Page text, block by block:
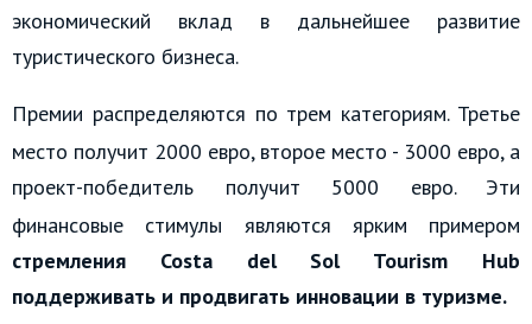
экономический вклад в дальнейшее развитие
туристического бизнеса.
Премии распределяются по трем категориям. Третье
место получит 2000 евро, второе место - 3000 евро, а
проект-победитель получит 5000 евро.
Эти
финансовые стимулы являются ярким примером
стремления
Costa del Sol Tourism Hub
поддерживать и продвигать инновации в туризме.